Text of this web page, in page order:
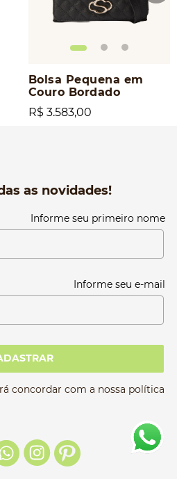
Bolsa Pequena em
Couro Bordado
R$ 3.583,00
as novidades!
Informe seu primeiro nome
Informe seu e-mail
concordar com a nossa política